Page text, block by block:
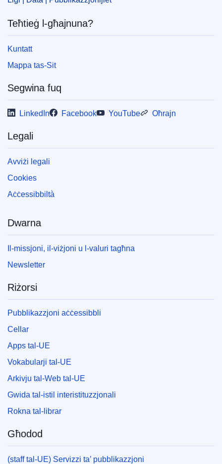
Teħtieġ l-għajnuna?
Kuntatt
Mappa tas-Sit
Segwina fuq
LinkedIn Facebook YouTube Oħrajn
Legali
Avviżi legali
Cookies
Aċċessibbiltà
Dwarna
Il-missjoni, il-viżjoni u l-valuri tagħna
Newsletter
Riżorsi
Pubblikazzjoni aċċessibbli
Cellar
Apps tal-UE
Vokabularji tal-UE
Arkivju tal-Web tal-UE
Gwida tal-istil interistituzzjonali
Rokna tal-librar
Għodod
(staff tal-UE) Servizzi ta’ pubblikazzjoni